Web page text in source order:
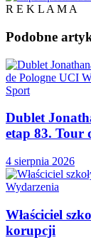
R E K L A M A
Podobne
Sport
Dublet
etap 83. Tour
4 sierpnia 2026
Wydarzenia
Właściciel
korupcji